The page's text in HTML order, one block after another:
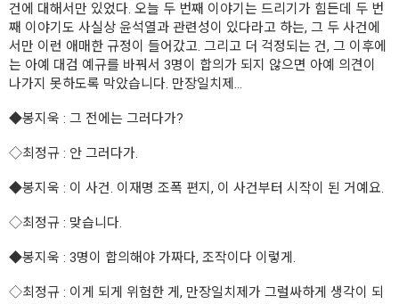
건에 대해서만 있었다. 오늘 두 번째 이야기는 드리기가 힘든데 두 번
째 이야기도 사실상 윤석열과 관련성이 있다라고 하는, 그 두 사건에
서만 이런 애매한 규정이 들어갔고. 그리고 더 걱정되는 건, 그 이후에
는 아예 대검 예규를 바꿔서 3명이 합의가 되지 않으면 아예 의견이
나가지 못하도록 막았습니다. 만장일치제...
◆봉지욱 : 그 전에는 그러다가?
◇최정규 : 안 그러다가.
◆봉지욱 : 이 사건. 이재명 조폭 편지, 이 사건부터 시작이 된 거예요.
◇최정규 : 맞습니다.
◆봉지욱 : 3명이 합의해야 가짜다, 조작이다 이렇게.
◇최정규 : 이게 되게 위험한 게, 만장일치제가 그럴싸하게 생각이 되